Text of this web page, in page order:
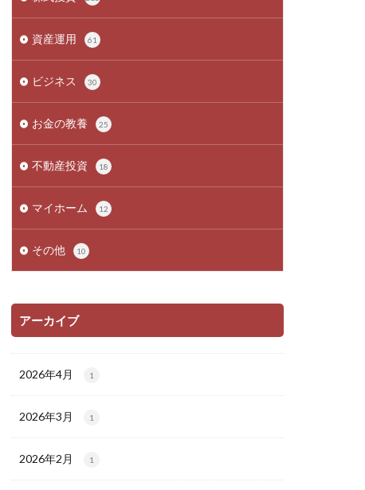
資産運用 61
ビジネス 30
お金の教養 25
不動産投資 18
マイホーム 12
その他 10
アーカイブ
2026年4月 1
2026年3月 1
2026年2月 1